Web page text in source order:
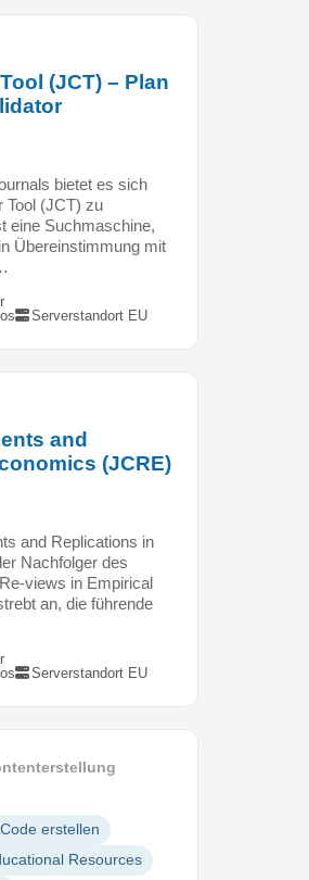
(JCT) – Plan
bietet es sich
Tool (JCT) zu
eine Suchmaschine,
Übereinstimmung mit
Serverstandort EU
and
(JCRE)
and Replications in
Nachfolger des
views in Empirical
an, die führende
Serverstandort EU
erstellen
Resources